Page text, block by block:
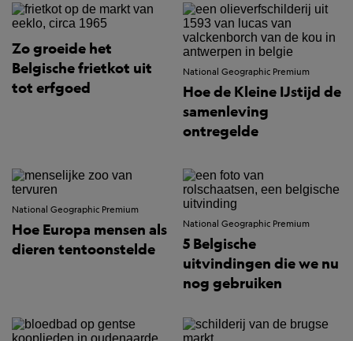
Zo groeide het
Belgische frietkot uit
tot erfgoed
National Geographic Premium
Hoe de Kleine IJstijd de
samenleving
ontregelde
National Geographic Premium
Hoe Europa mensen als
dieren tentoonstelde
National Geographic Premium
5 Belgische
uitvindingen die we nu
nog gebruiken